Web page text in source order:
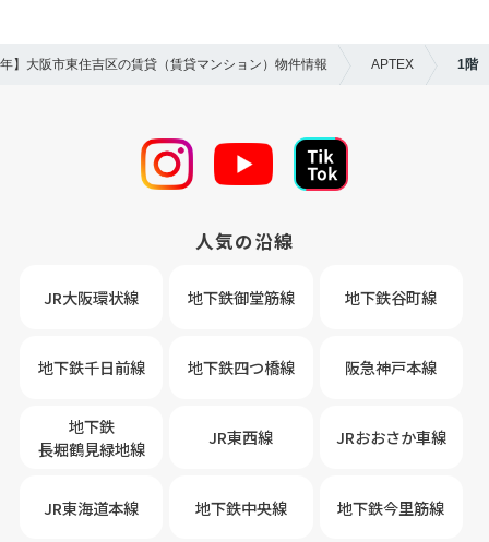
】大阪市東住吉区の賃貸（賃貸マンション）物件情報 APTEX 1階
人気の沿線
JR大阪環状線 地下鉄御堂筋線 地下鉄谷町線
地下鉄千日前線 地下鉄四つ橋線 阪急神戸本線
地下鉄
長堀鶴見緑地線
JR東西線 JRおおさか車線
JR東海道本線 地下鉄中央線 地下鉄今里筋線